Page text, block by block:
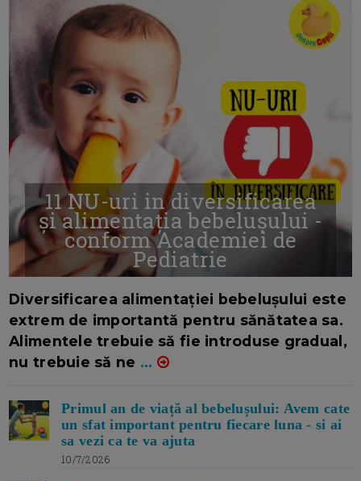
11 NU-uri in diversificarea
și alimentația bebelușului -
conform Academiei de
Pediatrie
Diversificarea alimentației bebelușului este
extrem de importantă pentru sănătatea sa.
Alimentele trebuie să fie introduse gradual,
nu trebuie să ne ...
Primul an de viață al bebelușului: Avem cate
un sfat important pentru fiecare luna - si ai
sa vezi ca te va ajuta
10/7/2026